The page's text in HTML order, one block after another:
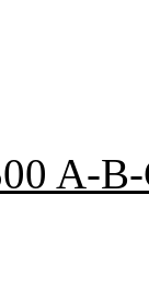
A-